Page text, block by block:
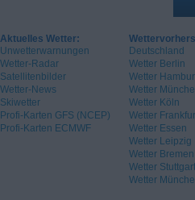
Aktuelles Wetter:
Unwetterwarnungen
Wetter-Radar
Satellitenbilder
Wetter-News
Skiwetter
Profi-Karten GFS (NCEP)
Profi-Karten ECMWF
Deutschland
Wetter Berlin
Wetter
Wetter
Wetter Köln
Wetter
Wetter Essen
Wetter Leipzig
Wetter Bremen
Wetter Stuttgart
Wetter